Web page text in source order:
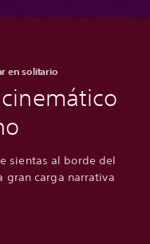
en solitario
sientas al borde del
gran carga narrativa